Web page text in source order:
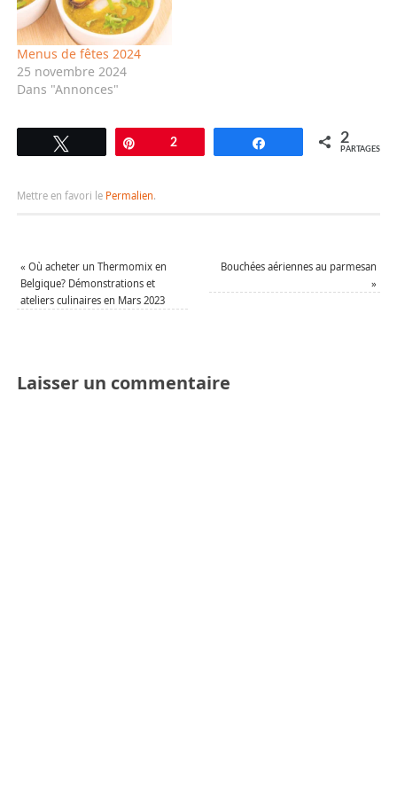
Menus de fêtes 2024
25 novembre 2024
Dans "Annonces"
Tweetez Épingle
2 Partagez 2
PARTAGES
Mettre en favori le Permalien.
« Où acheter un Thermomix en
Belgique? Démonstrations et
ateliers culinaires en Mars 2023
Bouchées aériennes au parmesan
»
Laisser un commentaire